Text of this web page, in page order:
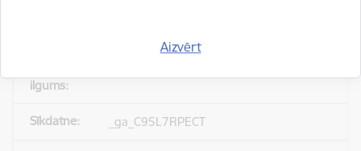
Aizvērt
_ga_C95L7RPECT